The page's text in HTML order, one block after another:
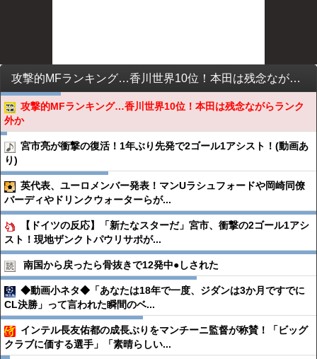
攻撃的MFランキング…香川世界10位！本田は残念ながらランク外か
攻撃的MFランキング…香川世界10位！本田は残念ながらランク
外か
宮市亮が衝撃の復活！1年ぶり先発で2ゴール1アシスト！(動画あ
り)
英代表、ユーロメンバー発表！マンUラシュフォードや岡崎同僚
バーディやドリンクウォーターらが...
【ドイツの反応】「新たなスターだ」宮市、衝撃の2ゴール1アシ
スト！現地ザンクトパウリサポが...
南国から戻ったら骨抜きで12発中●︎しされた
◆動画小ネタ◆「あなたは18年で一度、ジダンは3か月ですでに
CL決勝」って言われた瞬間のベ...
インテル長友佑都の成長ぶりをマンチーニ監督が称賛！「ビッグ
クラブに価する選手」「素晴らしい...